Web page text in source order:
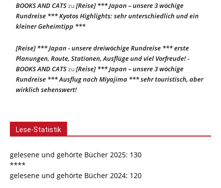
BOOKS AND CATSzu[Reise] *** Japan – unsere 3 wöchige
Rundreise *** Kyotos Highlights: sehr unterschiedlich und ein
kleiner Geheimtipp ***
[Reise] *** Japan - unsere dreiwöchige Rundreise *** erste
Planungen, Route, Stationen, Ausflüge und viel Vorfreude! -
BOOKS AND CATSzu[Reise] *** Japan – unsere 3 wöchige
Rundreise *** Ausflug nach Miyajima *** sehr touristisch, aber
wirklich sehenswert!
Lese-Statistik
gelesene und gehörte Bücher 2025: 130
****
gelesene und gehörte Bücher 2024: 120